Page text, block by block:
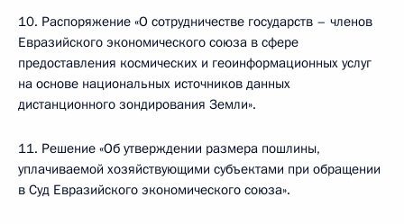
10. Распоряжение «О сотрудничестве государств – членов
Евразийского экономического союза в сфере
предоставления космических и геоинформационных услуг
на основе национальных источников данных
дистанционного зондирования Земли».
11. Решение «Об утверждении размера пошлины,
уплачиваемой хозяйствующими субъектами при обращении
в Суд Евразийского экономического союза».